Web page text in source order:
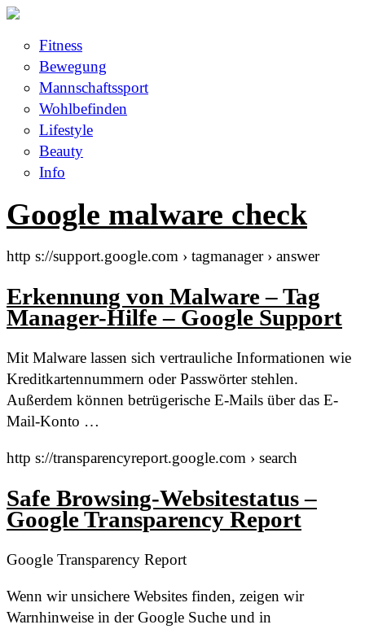
Fitness
Bewegung
Mannschaftssport
Wohlbefinden
Lifestyle
Beauty
Info
Google malware check
http s://support.google.com › tagmanager › answer
Erkennung von Malware – Tag
Manager-Hilfe – Google Support
Mit Malware lassen sich vertrauliche Informationen wie
Kreditkartennummern oder Passwörter stehlen.
Außerdem können betrügerische E-Mails über das E-
Mail-Konto …
http s://transparencyreport.google.com › search
Safe Browsing-Websitestatus –
Google Transparency Report
Google Transparency Report
Wenn wir unsichere Websites finden, zeigen wir
Warnhinweise in der Google Suche und in